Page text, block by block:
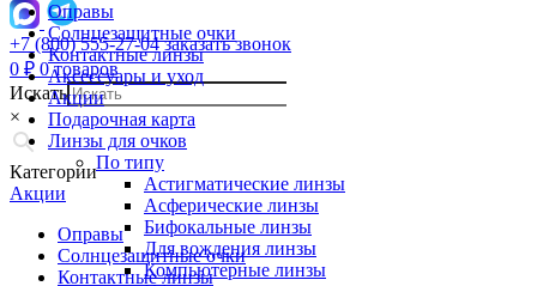
+7 (800) 555-27-04 заказать звонок
0 ₽ 0 товаров
Искать
×
Категории
Акции
Оправы
Солнцезащитные очки
Контактные линзы
Оправы
Солнцезащитные очки
Контактные линзы
Аксессуары и уход
Акции
Подарочная карта
Линзы для очков
По типу
Астигматические линзы
Асферические линзы
Бифокальные линзы
Для вождения линзы
Компьютерные линзы